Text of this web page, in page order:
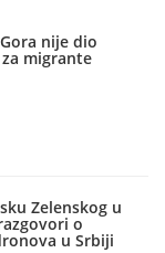
nije dio
migrante
Zelenskog u
o
u Srbiji